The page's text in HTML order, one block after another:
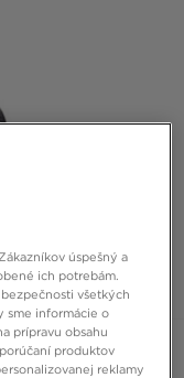
360°
úspešný a
ich potrebám.
všetkých
sme informácie o
prípravu obsahu
produktov
reklamy